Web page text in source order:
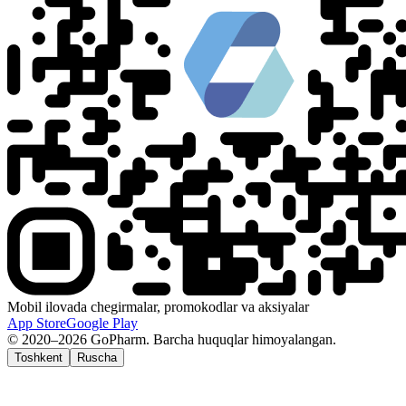
Mobil ilovada chegirmalar, promokodlar va aksiyalar
App StoreGoogle Play
© 2020–2026 GoPharm. Barcha huquqlar himoyalangan.
Toshkent Ruscha